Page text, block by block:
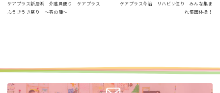
ケアプラス新居浜 介護員便り ケアプラス
心うきうき祭り ～春の陣～
ケアプラス今治 リハビリ便り みんな集ま
れ集団体操！